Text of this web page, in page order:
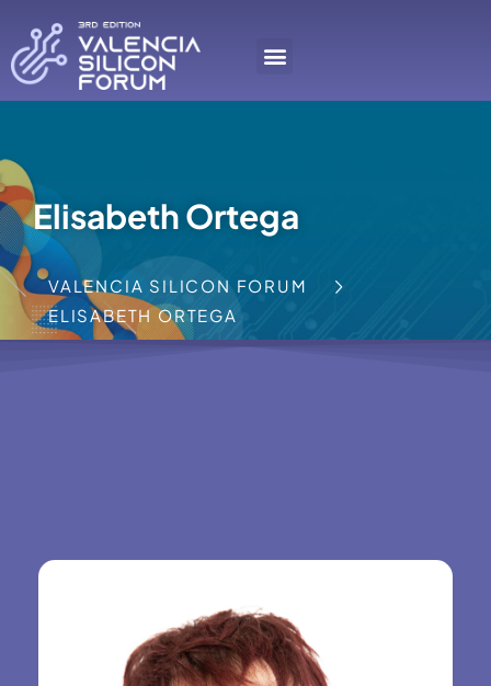
Elisabeth Ortega
VALENCIA SILICON FORUM
ELISABETH ORTEGA